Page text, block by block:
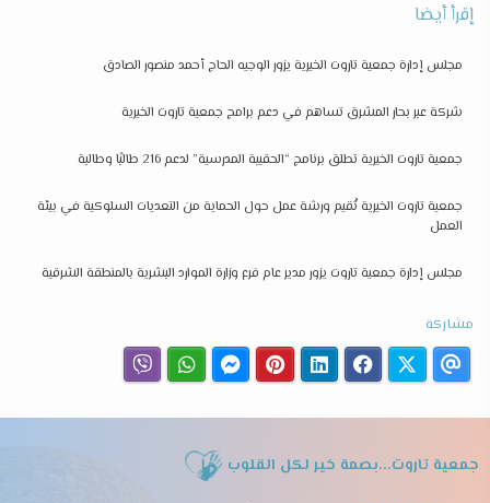
إقرأ أيضا
مجلس إدارة جمعية تاروت الخيرية يزور الوجيه الحاج أحمد منصور الصادق
شركة عبر بحار المشرق تساهم في دعم برامج جمعية تاروت الخيرية
جمعية تاروت الخيرية تطلق برنامج “الحقيبة المدرسية” لدعم 216 طالبًا وطالبة
جمعية تاروت الخيرية تُقيم ورشة عمل حول الحماية من التعديات السلوكية في بيئة
العمل
مجلس إدارة جمعية تاروت يزور مدير عام فرع وزارة الموارد البشرية بالمنطقة الشرقية
مشاركة
جمعية تاروت...بصمة خير لكل القلوب